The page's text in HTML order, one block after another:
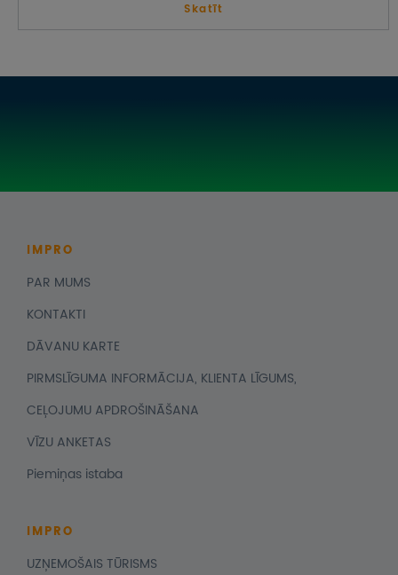
Skatīt
IMPRO
PAR MUMS
KONTAKTI
DĀVANU KARTE
PIRMSLĪGUMA INFORMĀCIJA, KLIENTA LĪGUMS,
CEĻOJUMU APDROŠINĀŠANA
VĪZU ANKETAS
Piemiņas istaba
IMPRO
UZŅEMOŠAIS TŪRISMS